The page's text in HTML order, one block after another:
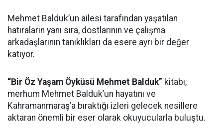
Mehmet Balduk’un ailesi tarafından yaşatılan
hatıraların yanı sıra, dostlarının ve çalışma
arkadaşlarının tanıklıkları da esere ayrı bir değer
katıyor.
“Bir Öz Yaşam Öyküsü Mehmet Balduk” kitabı,
merhum Mehmet Balduk’un hayatını ve
Kahramanmaraş’a bıraktığı izleri gelecek nesillere
aktaran önemli bir eser olarak okuyucularla buluştu.